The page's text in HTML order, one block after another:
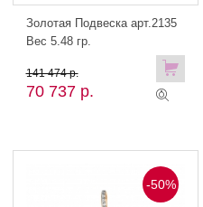
Золотая Подвеска арт.2135
Вес 5.48 гр.
70 737 р.
141 474 р.
-50%